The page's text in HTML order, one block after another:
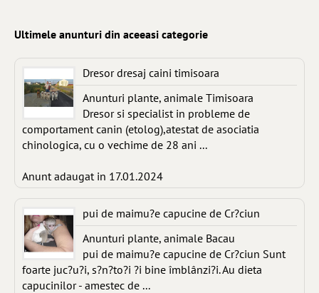
Ultimele anunturi din aceeasi categorie
Dresor dresaj caini timisoara
Anunturi plante, animale Timisoara
Dresor si specialist in probleme de
comportament canin (etolog),atestat de asociatia
chinologica, cu o vechime de 28 ani ...
Anunt adaugat in 17.01.2024
pui de maimu?e capucine de Cr?ciun
Anunturi plante, animale Bacau
pui de maimu?e capucine de Cr?ciun Sunt
foarte juc?u?i, s?n?to?i ?i bine îmblânzi?i. Au dieta
capucinilor - amestec de ...